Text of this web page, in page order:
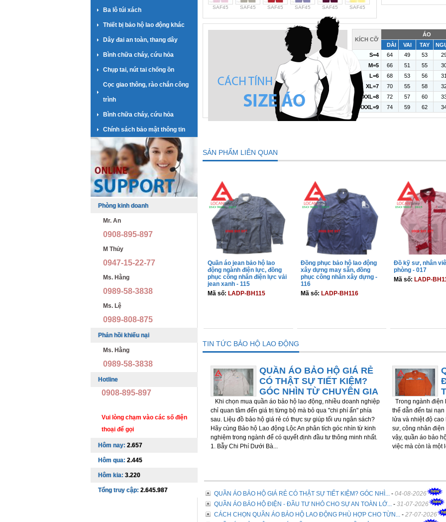
SAF45 SAF45 SAF45 SAF45 SAF45 SAF45
KÍCH CỠ
ÁO
DÀI
VAI TAY
S=4
64 49 53
M=5
66 51 55
L=6
68 53 56
XL=7
70 55 58
XXL=8
72 57 60
XXXL=9
74 59 62
SẢN PHẨM LIÊN QUAN
Quần áo jean bảo hộ lao
động ngành điện lực, đồng
phục công nhân điện lực vải
jean xanh - 115
Mã số: LADP-BH115
Đồng phục bảo hộ lao động
xây dựng may sẵn, đồng
phục công nhân xây dựng -
116
Mã số: LADP-BH116
Đồ kỹ sư, nhân
phòng - 017
Mã số: LADP-
TIN TỨC BẢO HỘ LAO ĐỘNG
QUẦN ÁO BẢO HỘ GIÁ RẺ
CÓ THẬT SỰ TIẾT KIỆM?
GÓC NHÌN TỪ CHUYÊN GIA
Khi chọn mua quần áo bảo hộ lao động, nhiều doanh nghiệp
chỉ quan tâm đến giá trị từng bộ mà bỏ qua "chi phí ẩn" phía
sau. Liệu đồ bảo hộ giá rẻ có thực sự giúp tối ưu ngân sách?
Hãy cùng Bảo hộ Lao động Lộc An phân tích góc nhìn từ kinh
nghiệm trong ngành để có quyết định đầu tư thông minh nhất.
1. Bẫy Chi Phí Dưới Bà...
Trong ngành điện
thể dẫn đến tai
lửa và nhiệt độ
sư, công nhân
vậy, quần áo bảo
việc mà còn là một
QUẦN ÁO BẢO HỘ GIÁ RẺ CÓ THẬT SỰ TIẾT KIỆM? GÓC NHÌ... - 04-08-2026
QUẦN ÁO BẢO HỘ ĐIỆN - ĐẦU TƯ NHỎ CHO SỰ AN TOÀN LỚ... - 31-07-2026
CÁCH CHỌN QUẦN ÁO BẢO HỘ LAO ĐỘNG PHÙ HỢP CHO TỪN... - 27-07-2026
Ba lô túi xách
Thiết bị bảo hộ lao động khác
Dây đai an toàn, thang dây
Bình chữa cháy, cứu hỏa
Chụp tai, nút tai chống ồn
Cọc giao thông, rào chắn công
trình
Bình chữa cháy, cứu hỏa
Chính sách bảo mật thông tin
Phòng kinh doanh
Mr. An
0908-895-897
M Thủy
0947-15-22-77
Ms. Hằng
0989-58-3838
Ms. Lệ
0989-808-875
Phản hồi khiếu nại
Ms. Hằng
0989-58-3838
Hotline
0908-895-897
Vui lòng chạm vào các số điện
thoại để gọi
Hôm nay: 2.657
Hôm qua: 2.445
Hôm kia: 3.220
Tổng truy cập: 2.645.987